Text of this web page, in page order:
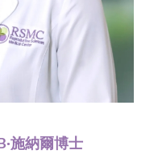
施納爾博士